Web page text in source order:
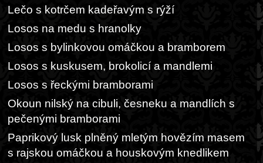
Lečo s kotrčem kadeřavým s rýží
Losos na medu s hranolky
Losos s bylinkovou omáčkou a bramborem
Losos s kuskusem, brokolicí a mandlemi
Losos s řeckými bramborami
Okoun nilský na cibuli, česneku a mandlích s
pečenými bramborami
Paprikový lusk plněný mletým hovězím masem
s rajskou omáčkou a houskovým knedlikem